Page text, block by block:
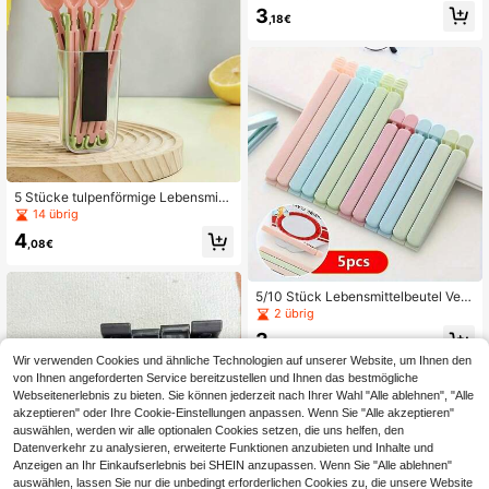
5 Stücke tulpenförmige Lebensmitt
elaufbewahrungsbeutel mit Aufbew
g und frischhaltend, geeignet zum A
nbedarf
14 übrig
4 ,08€
are einstellbare Silikon Tütenklamm
ern in Zufallsfarben, für Organisatio
ekammer, Küchenutensilien zum Ve
rschließen, multifunktionales Haush
altszubehör
3 ,18€
5/10 Stück Lebensmittelbeutel Vers
chlussclips, Mehrzweck Wiederver
wendbare Lebensmittel Frische Ver
schlussclips, Geeignet für Verschie
dene Plastiktüten und Snackbeutel,
Küchenorganisationsbeutel und Auf
bewahrungsbeutel, Küchenzubehö
r, Zufällige Farben
2 übrig
3,48€
Wir verwenden Cookies und ähnliche Technologien auf unserer Website, um Ihnen den
von Ihnen angeforderten Service bereitzustellen und Ihnen das bestmögliche
Webseitenerlebnis zu bieten. Sie können jederzeit nach Ihrer Wahl "Alle ablehnen", "Alle
akzeptieren" oder Ihre Cookie-Einstellungen anpassen. Wenn Sie "Alle akzeptieren"
auswählen, werden wir alle optionalen Cookies setzen, die uns helfen, den
Datenverkehr zu analysieren, erweiterte Funktionen anzubieten und Inhalte und
Anzeigen an Ihr Einkaufserlebnis bei SHEIN anzupassen. Wenn Sie "Alle ablehnen"
auswählen, lassen Sie nur die unbedingt erforderlichen Cookies zu, die unsere Website